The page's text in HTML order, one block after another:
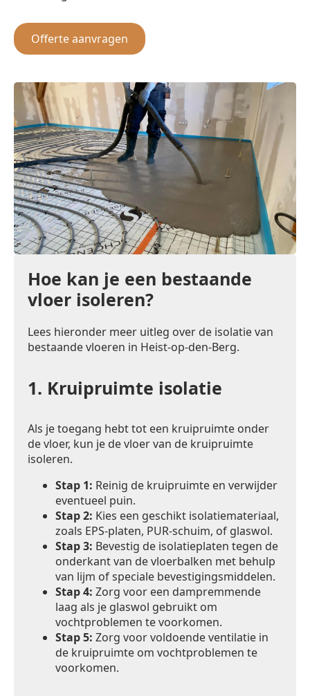
Offerte aanvragen
Hoe kan je een bestaande
vloer isoleren?
Lees hieronder meer uitleg over de isolatie van
bestaande vloeren in Heist-op-den-Berg.
1. Kruipruimte isolatie
Als je toegang hebt tot een kruipruimte onder
de vloer, kun je de vloer van de kruipruimte
isoleren.
Stap 1: Reinig de kruipruimte en verwijder
eventueel puin.
Stap 2: Kies een geschikt isolatiemateriaal,
zoals EPS-platen, PUR-schuim, of glaswol.
Stap 3: Bevestig de isolatieplaten tegen de
onderkant van de vloerbalken met behulp
van lijm of speciale bevestigingsmiddelen.
Stap 4: Zorg voor een dampremmende
laag als je glaswol gebruikt om
vochtproblemen te voorkomen.
Stap 5: Zorg voor voldoende ventilatie in
de kruipruimte om vochtproblemen te
voorkomen.